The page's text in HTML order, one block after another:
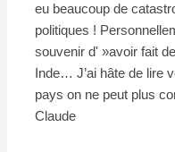
eu beaucoup de
politiques !
souvenir d' »avoir fait
Inde… J’ai hâte de lire
pays on ne peut plus
Claude